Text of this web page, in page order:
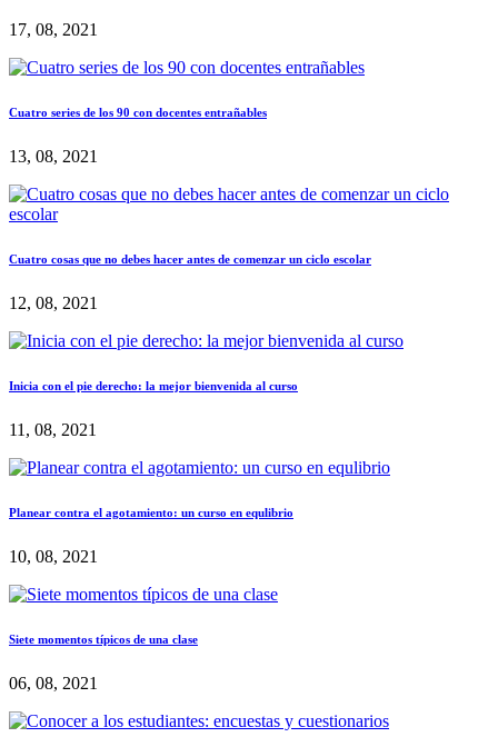
17, 08, 2021
Cuatro series de los 90 con docentes entrañables
13, 08, 2021
Cuatro cosas que no debes hacer antes de comenzar un ciclo escolar
12, 08, 2021
Inicia con el pie derecho: la mejor bienvenida al curso
11, 08, 2021
Planear contra el agotamiento: un curso en equlibrio
10, 08, 2021
Siete momentos típicos de una clase
06, 08, 2021